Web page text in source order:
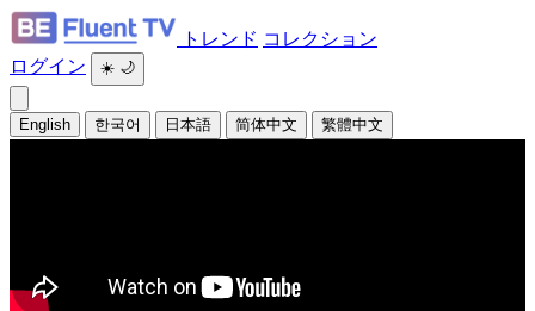
トレンド コレクション
ログイン
☀️ 🌙
English 한국어 日本語 简体中文 繁體中文